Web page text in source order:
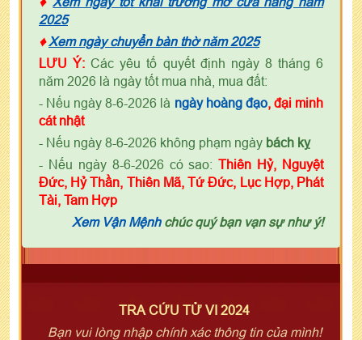
2025
♦ Xem ngày chuyển bàn thờ năm 2025
LƯU Ý: Các yêu tố quyết định ngày 8 tháng 6
năm 2026 là ngày tốt mua nhà, mua đất:
- Nếu ngày 8-6-2026 là ngày hoàng đạo, đại minh
cát nhật
- Nếu ngày 8-6-2026 không phạm ngày bách kỵ
- Nếu ngày 8-6-2026 có sao:Thiên Hỷ, Nguyệt
Đức, Hỷ Thần, Thiên Mã, Tứ Đức, Lục Hợp, Phát
Tài, Tam Hợp
Xem Vận Mệnhchúc quý bạn vạn sự như ý!
TRA CỨU TỬ VI 2024
Bạn vui lòng nhập chính xác thông tin của mình!